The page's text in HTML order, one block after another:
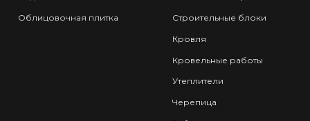
Облицовочная плитка Строительные блоки
Кровля
Кровельные работы
Утеплители
Черепица